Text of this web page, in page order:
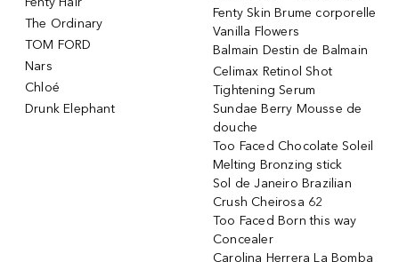
The Ordinary
TOM FORD
Nars
Chloé
Drunk Elephant
Fenty Skin Brume corporelle
Vanilla Flowers
Balmain Destin de Balmain
Celimax Retinol Shot
Tightening Serum
Sundae Berry Mousse de
douche
Too Faced Chocolate Soleil
Melting Bronzing stick
Sol de Janeiro Brazilian
Crush Cheirosa 62
Too Faced Born this way
Concealer
Carolina Herrera La Bomba